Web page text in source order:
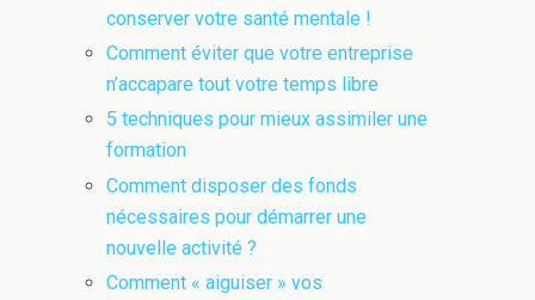
conserver votre santé mentale !
Comment éviter que votre entreprise
n’accapare tout votre temps libre
5 techniques pour mieux assimiler une
formation
Comment disposer des fonds
nécessaires pour démarrer une
nouvelle activité ?
Comment « aiguiser » vos